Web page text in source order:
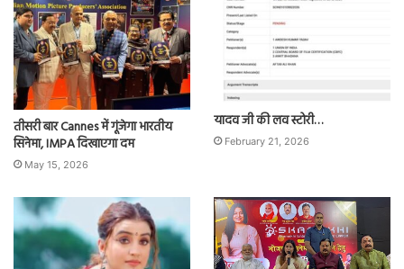
तीसरी बार Cannes में गूंजेगा भारतीय
सिनेमा, IMPA दिखाएगा दम
May 15, 2026
यादव जी की लव स्टोरी…
February 21, 2026